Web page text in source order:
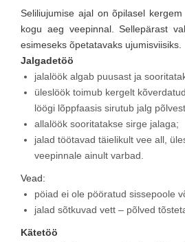
Seliliujumise ajal on õpilasel
kogu aeg veepinnal. Sellepärast
esimeseks õpetatavaks ujumisviisiks.
Jalgadetöö
jalalöök algab puusast ja
üleslöök toimub kergelt
löögi lõppfaasis sirutub jalg
allalöök sooritatakse sirge jalaga;
jalad töötavad täielikult vee all,
veepinnale ainult varbad.
Vead:
pöiad ei ole pööratud sissepoole
jalad sõtkuvad vett – põlved
Kätetöö